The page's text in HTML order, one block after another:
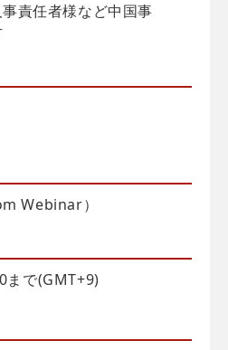
責任者様など中国事
Webinar）
まで(GMT+9)